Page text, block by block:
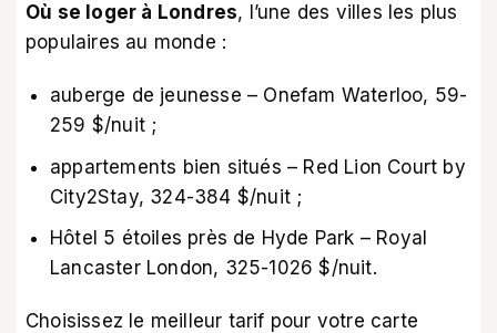
Où se loger à Londres, l’une des villes les plus
populaires au monde :
auberge de jeunesse – Onefam Waterloo, 59-
259 $/nuit ;
appartements bien situés – Red Lion Court by
City2Stay, 324-384 $/nuit ;
Hôtel 5 étoiles près de Hyde Park – Royal
Lancaster London, 325-1026 $/nuit.
Choisissez le meilleur tarif pour votre carte